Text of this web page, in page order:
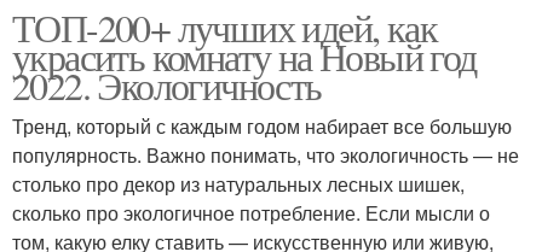
ТОП-200+ лучших идей, как
украсить комнату на Новый год
2022. Экологичность
Тренд, который с каждым годом набирает все большую
популярность. Важно понимать, что экологичность — не
столько про декор из натуральных лесных шишек,
сколько про экологичное потребление. Если мысли о
том, какую елку ставить — искусственную или живую,